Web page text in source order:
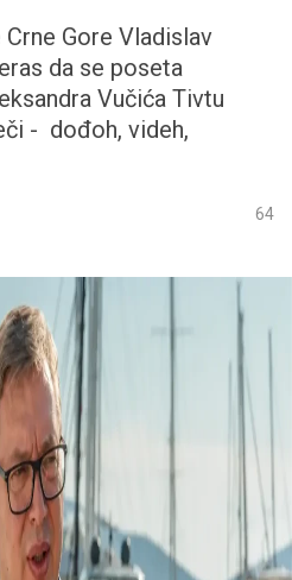
Gore Vladislav
da se poseta
Vučića Tivtu
- dođoh, videh,
64